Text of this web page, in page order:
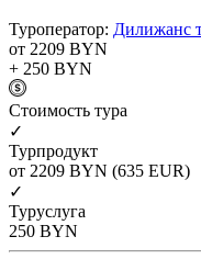
Туроператор: Дилижанс
от 2209 BYN
+ 250 BYN
Cтоимость тура
✓
Турпродукт
от 2209 BYN (635 EUR)
✓
Туруслуга
250 BYN